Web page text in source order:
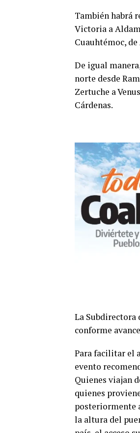
También habrá
Victoria a
Cuauhtémoc,
De igual
norte desde
Zertuche a
Cárdenas.
La Subdirectora
conforme
Para facilitar el
evento
Quienes viajan
quienes
posteriormente
la altura del